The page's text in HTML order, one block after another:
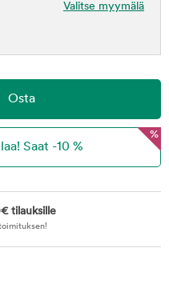
Valitse myymälä
%
tilauksille